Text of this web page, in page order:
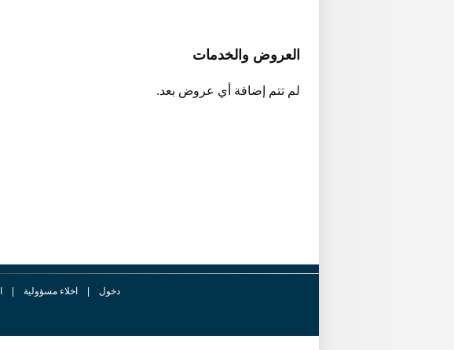
العروض والخدمات
لم تتم إضافة أي عروض بعد.
دخول اخلاء مسؤولية